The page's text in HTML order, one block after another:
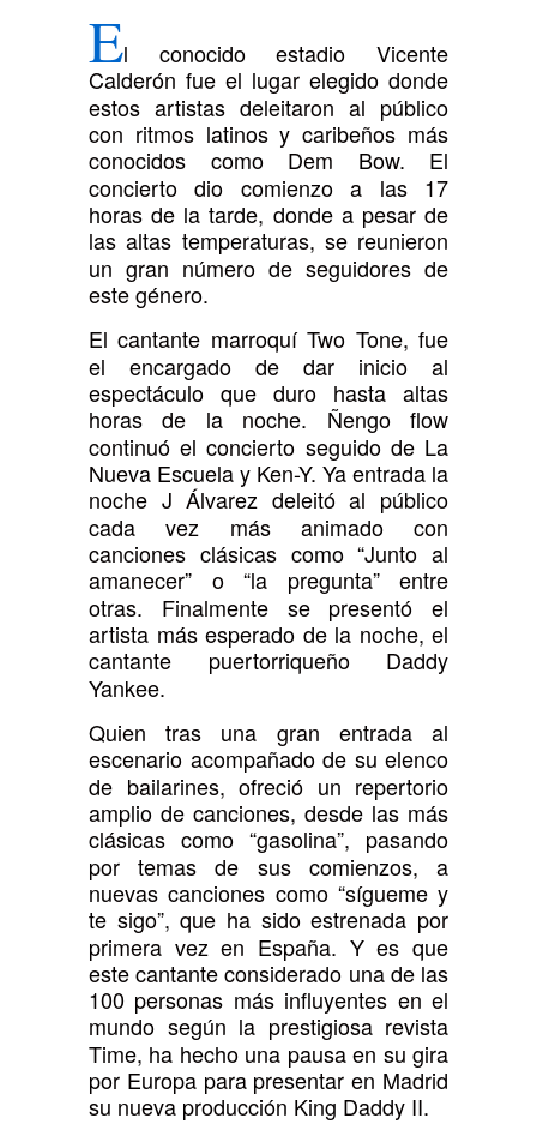
El conocido estadio Vicente
Calderón fue el lugar elegido donde
estos artistas deleitaron al público
con ritmos latinos y caribeños más
conocidos como Dem Bow. El
concierto dio comienzo a las 17
horas de la tarde, donde a pesar de
las altas temperaturas, se reunieron
un gran número de seguidores de
este género.
El cantante marroquí Two Tone, fue
el encargado de dar inicio al
espectáculo que duro hasta altas
horas de la noche. Ñengo flow
continuó el concierto seguido de La
Nueva Escuela y Ken-Y. Ya entrada la
noche J Álvarez deleitó al público
cada vez más animado con
canciones clásicas como “Junto al
amanecer” o “la pregunta” entre
otras. Finalmente se presentó el
artista más esperado de la noche, el
cantante puertorriqueño Daddy
Yankee.
Quien tras una gran entrada al
escenario acompañado de su elenco
de bailarines, ofreció un repertorio
amplio de canciones, desde las más
clásicas como “gasolina”, pasando
por temas de sus comienzos, a
nuevas canciones como “sígueme y
te sigo”, que ha sido estrenada por
primera vez en España. Y es que
este cantante considerado una de las
100 personas más influyentes en el
mundo según la prestigiosa revista
Time, ha hecho una pausa en su gira
por Europa para presentar en Madrid
su nueva producción King Daddy II.